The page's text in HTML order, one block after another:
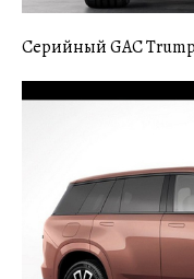
Серийный GAC